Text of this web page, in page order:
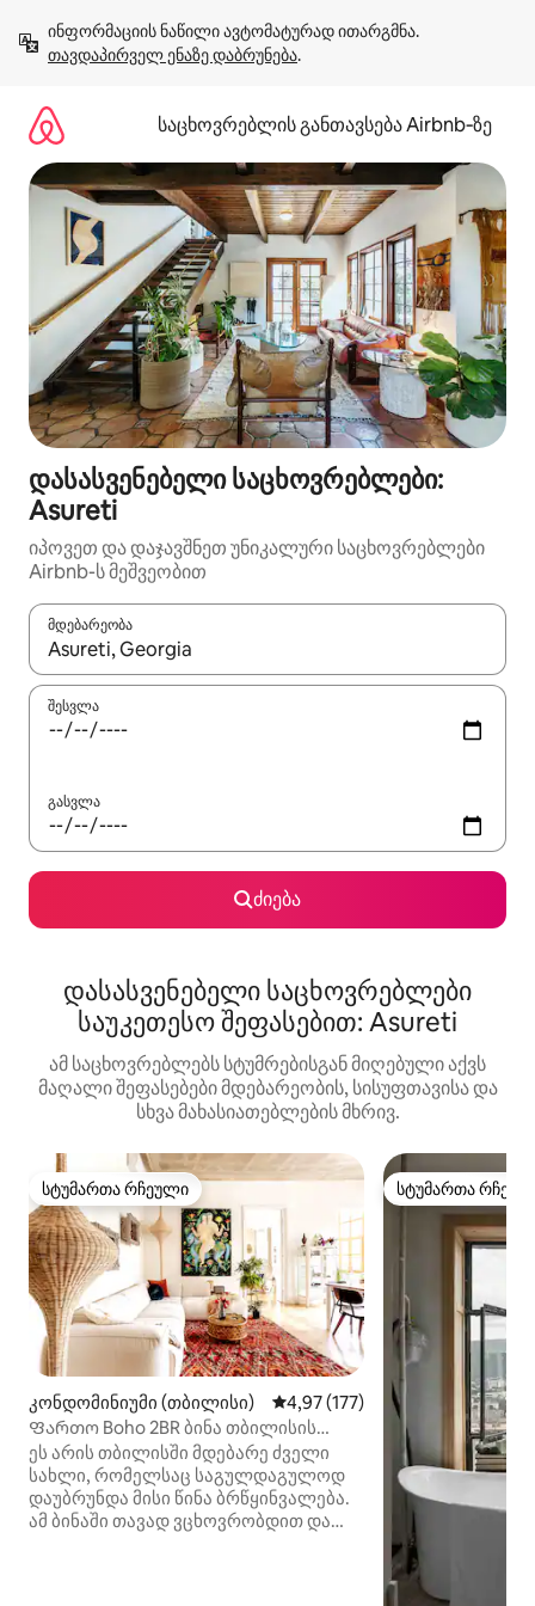
გადასვლა
თავდაპირველ ენაზე დაბრუნება.
საცხოვრებლის განთავსება Airbnb‑ზე
დასასვენებელი საცხოვრებლები:
Asureti
იპოვეთ და დაჯავშნეთ უნიკალური საცხოვრებლები
Airbnb-ს მეშვეობით
მდებარეობა
როცა შედეგები ხელმისაწვდომი გახდება, ნავიგაციისთვის
შესვლა
გასვლა
ძიება
დასასვენებელი საცხოვრებლები
საუკეთესო შეფასებით: Asureti
ამ საცხოვრებლებს სტუმრებისგან მიღებული აქვს
მაღალი შეფასებები მდებარეობის, სისუფთავისა და
სხვა მახასიათებლების მხრივ.
სტუმართა რჩეული
სტუმართა რჩეული
კონდომინიუმი (თბილისი) საშუალო შეფასებაა 5‑დან
4,97 (177)
Ფართო Boho 2BR ბინა თბილისის
შუაგულში
ეს არის თბილისში მდებარე ძველი
სახლი, რომელსაც საგულდაგულოდ
დაუბრუნდა მისი წინა ბრწყინვალება.
ამ ბინაში თავად ვცხოვრობდით და
სტუმართა
სტუმართა